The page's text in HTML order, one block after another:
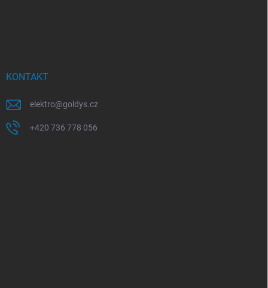
KONTAKT
elektro@goldys.cz
+420 736 778 056